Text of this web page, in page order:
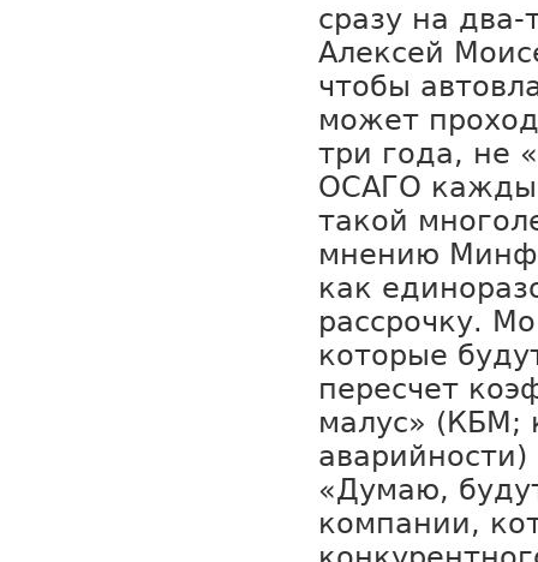
сразу на
Алексей
чтобы
может
три года, не
ОСАГО
такой
мнению
как
рассрочку.
которые
пересчет
малус» (КБМ;
«Думаю,
компании,